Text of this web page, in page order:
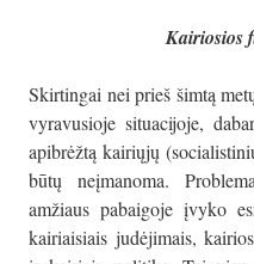
Kairiosios
Skirtingai nei prieš šimtą
vyravusioje situacijoje,
apibrėžtą kairiųjų
būtų neįmanoma.
amžiaus pabaigoje įvyko
kairiaisiais judėjimais,